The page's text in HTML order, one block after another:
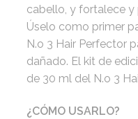
cabello, y fortalece
Úselo como primer
N.o 3 Hair Perfector
dañado. El kit de
de 30 ml del N.o 3
¿CÓMO USARLO?